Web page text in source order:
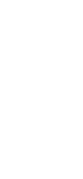
España
procedentes de
El
recuperar la